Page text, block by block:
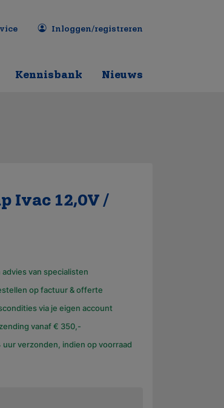
Inloggen/registreren
Kennisbank Nieuws
Ivac 12,0V /
advies van specialisten
op factuur & offerte
via je eigen account
vanaf € 350,-
uur verzonden, indien op voorraad